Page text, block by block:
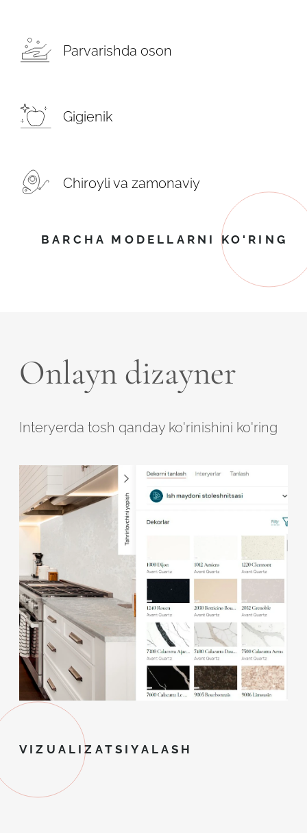
Parvarishda oson
Gigienik
Chiroyli va zamonaviy
BARCHA MODELLARNI KO'RING
Onlayn dizayner
Interyerda tosh qanday ko'rinishini ko'ring
VIZUALIZATSIYALASH